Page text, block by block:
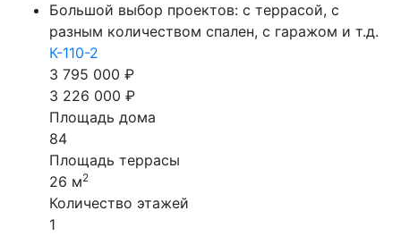
Большой выбор проектов: с террасой, с
разным количеством спален, с гаражом и т.д.
К-110-2
3 795 000 ₽
3 226 000 ₽
Площадь дома
84
Площадь террасы
26 м2
Количество этажей
1